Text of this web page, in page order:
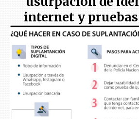
internet y